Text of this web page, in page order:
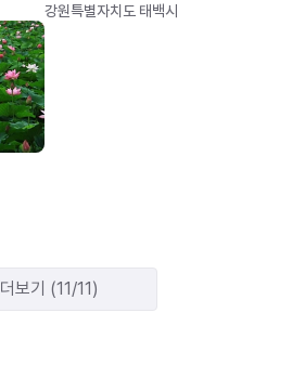
강원특별자치도 태백시
더보기 (11/11)